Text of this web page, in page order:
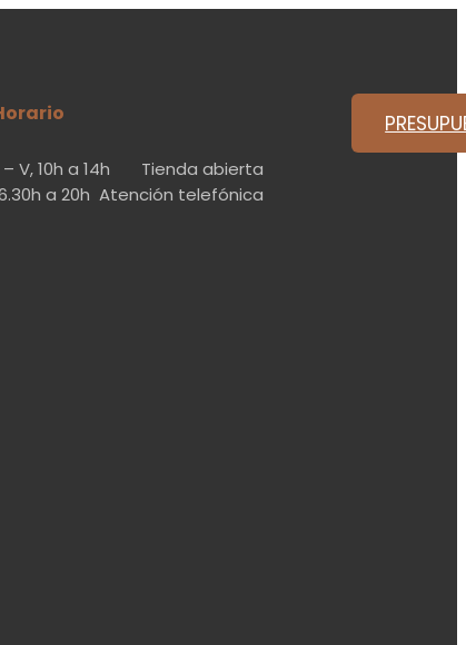
– V,10h a 14h Tienda abierta
a 20h Atención telefónica